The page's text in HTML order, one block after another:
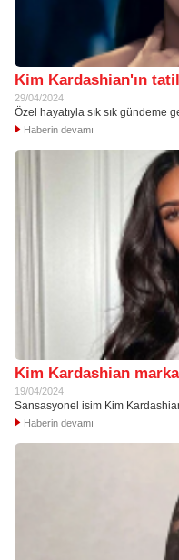
Kim Kardashian'ın
29/04/2024
Özel hayatıyla sık sık gündeme
Haberin devamı
Kim Kardashian
19/04/2024
Sansasyonel isim Kim
Haberin devamı